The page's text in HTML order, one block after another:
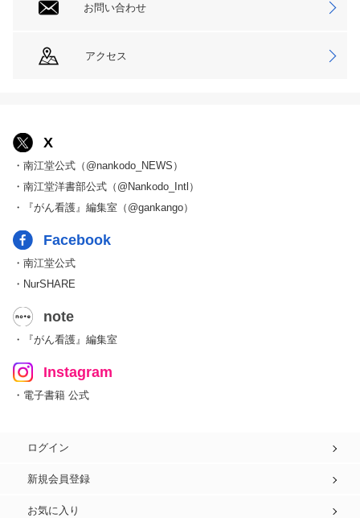
お問い合わせ
アクセス
X
・南江堂公式（@nankodo_NEWS）
・南江堂洋書部公式（@Nankodo_Intl）
・『がん看護』編集室（@gankango）
Facebook
・南江堂公式
・NurSHARE
note
・『がん看護』編集室
Instagram
・電子書籍 公式
ログイン
新規会員登録
お気に入り